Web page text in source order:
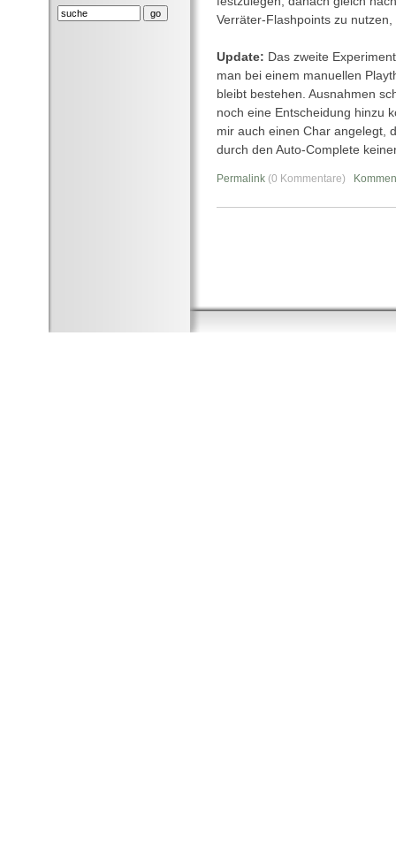
Verräter-Flashpoints zu
Update: Das zweite
man bei einem manuellen
bleibt bestehen. Ausnahmen
noch eine Entscheidung hinzu
mir auch einen Char angelegt,
durch den Auto-Complete
Permalink (0 Kommentare)